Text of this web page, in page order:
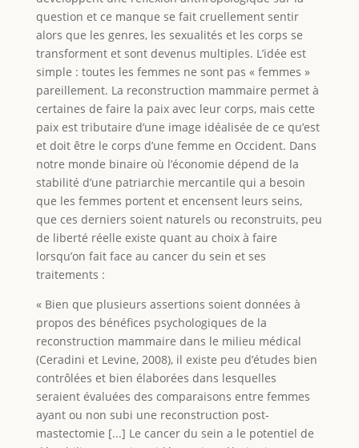
question et ce manque se fait cruellement sentir
alors que les genres, les sexualités et les corps se
transforment et sont devenus multiples. L’idée est
simple : toutes les femmes ne sont pas « femmes »
pareillement. La reconstruction mammaire permet à
certaines de faire la paix avec leur corps, mais cette
paix est tributaire d’une image idéalisée de ce qu’est
et doit être le corps d’une femme en Occident. Dans
notre monde binaire où l’économie dépend de la
stabilité d’une patriarchie mercantile qui a besoin
que les femmes portent et encensent leurs seins,
que ces derniers soient naturels ou reconstruits, peu
de liberté réelle existe quant au choix à faire
lorsqu’on fait face au cancer du sein et ses
traitements :
« Bien que plusieurs assertions soient données à
propos des bénéfices psychologiques de la
reconstruction mammaire dans le milieu médical
(Ceradini et Levine, 2008), il existe peu d’études bien
contrôlées et bien élaborées dans lesquelles
seraient évaluées des comparaisons entre femmes
ayant ou non subi une reconstruction post-
mastectomie [...] Le cancer du sein a le potentiel de